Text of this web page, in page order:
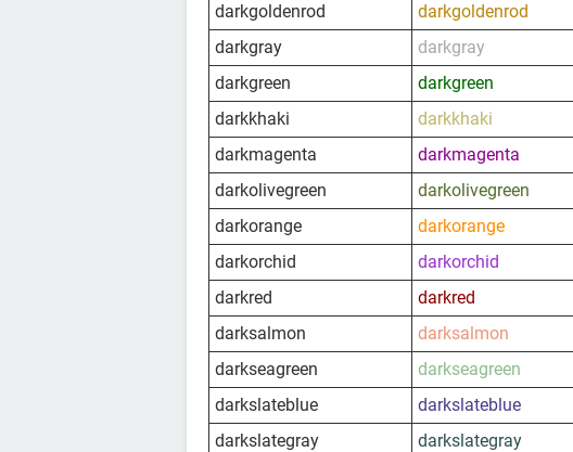
darkgoldenrod
darkgoldenrod
darkgray
darkgray
darkgreen
darkgreen
darkkhaki
darkkhaki
darkmagenta
darkmagenta
darkolivegreen
darkolivegreen
darkorange
darkorange
darkorchid
darkorchid
darkred
darkred
darksalmon
darksalmon
darkseagreen
darkseagreen
darkslateblue
darkslateblue
darkslategray
darkslategray